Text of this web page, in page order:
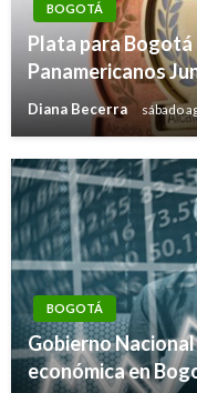
BOGOTÁ
Plata para Bogotá
Panamericanos
Diana Becerra sábado
BOGOTÁ
Gobierno
económica en